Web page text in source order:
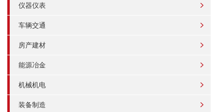
仪器仪表
车辆交通
房产建材
能源冶金
机械机电
装备制造